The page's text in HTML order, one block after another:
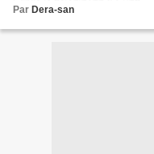
Par Dera-san